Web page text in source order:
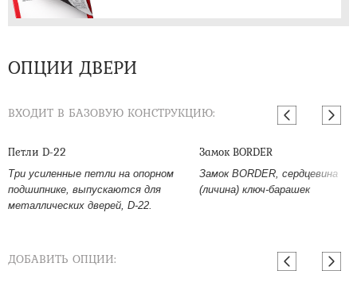
ОПЦИИ ДВЕРИ
ВХОДИТ В БАЗОВУЮ КОНСТРУКЦИЮ:
Петли D-22
Три усиленные петли на опорном
подшипнике, выпускаются для
металлических дверей, D-22.
Замок BORDER
Замок BORDER, сердцевина
(личина) ключ-барашек
ДОБАВИТЬ ОПЦИИ: